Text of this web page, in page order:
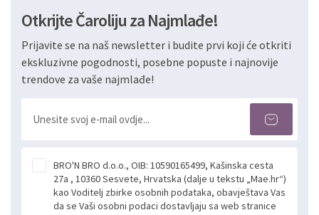
Otkrijte Čaroliju za Najmlađe!
Prijavite se na naš newsletter i budite prvi koji će otkriti
ekskluzivne pogodnosti, posebne popuste i najnovije
trendove za vaše najmlađe!
BRO'N BRO d.o.o., OIB: 10590165499, Kašinska cesta
27a , 10360 Sesvete, Hrvatska (dalje u tekstu „Mae.hr“)
kao Voditelj zbirke osobnih podataka, obavještava Vas
da se Vaši osobni podaci dostavljaju sa web stranice